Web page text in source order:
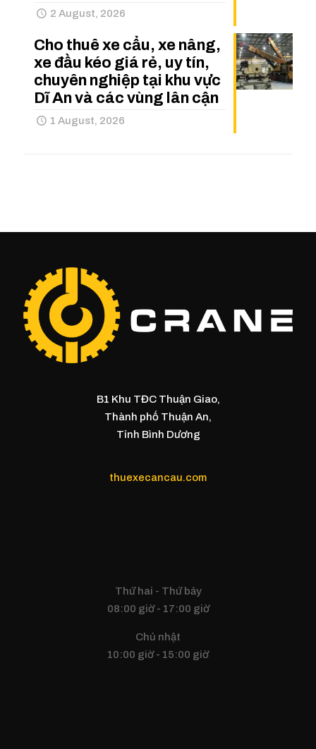
2 August, 2026
Cho thuê xe cẩu, xe nâng,
xe đầu kéo giá rẻ, uy tín,
chuyên nghiệp tại khu vực
Dĩ An và các vùng lân cận
1 August, 2026
B1 Khu TĐC Thuận Giao,
Thành phố Thuận An,
Tỉnh Bình Dương
thuexecancau.com
Thứ hai - Thứ bảy
08:00 giờ - 17:00 giờ
Chủ nhật
10:00 giờ - 15:00 giờ